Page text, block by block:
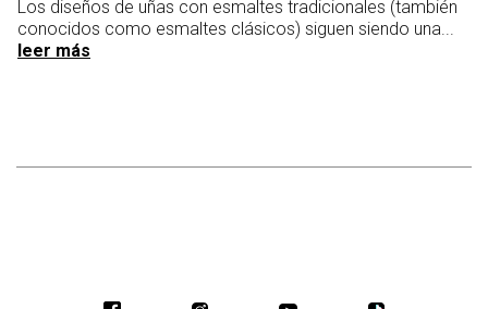
Los diseños de uñas con esmaltes tradicionales (también
conocidos como esmaltes clásicos) siguen siendo una...
leer más